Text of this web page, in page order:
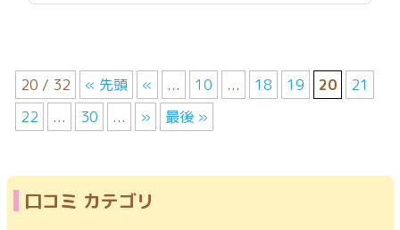
20 / 32 « 先頭 « ... 10 ... 18 19 20
21
22
... 30 ... » 最後 »
口コミ カテゴリ